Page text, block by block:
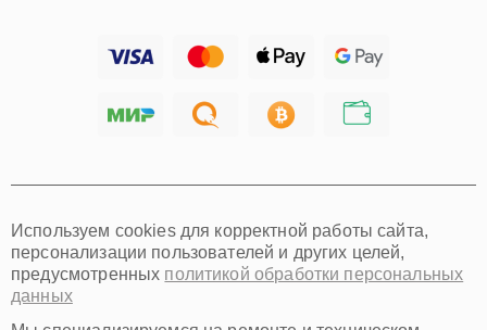
Хабаровск
Омск
Красноярск
Пермь
Ульяновск
Используем cookies для корректной работы сайта,
персонализации пользователей и других целей,
предусмотренных политикой обработки персональных
данных